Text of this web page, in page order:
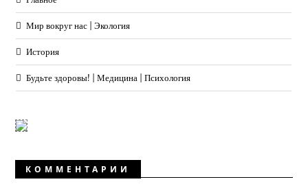
Мир вокруг нас | Экология
История
Будьте здоровы! | Медицина | Психология
КОММЕНТАРИИ